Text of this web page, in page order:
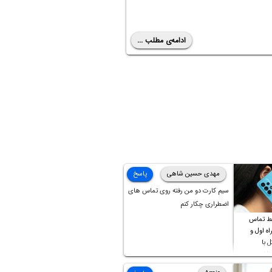
ادامه‌ی مطلب ...
تماس
اول و
با
مهدی حسین شاهی
سیم کارت دو من رفته روی تماس های
اضطراری چکار کنم
پاسخ